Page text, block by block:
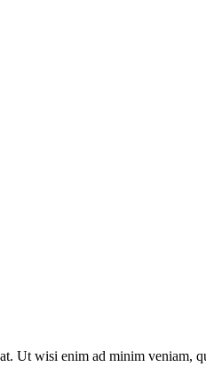
Ut wisi enim ad minim veniam,